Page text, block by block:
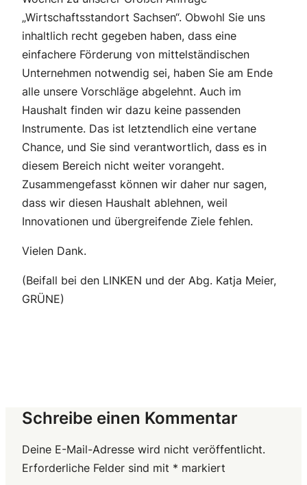
„Wirtschaftsstandort Sachsen“. Obwohl Sie uns
inhaltlich recht gegeben haben, dass eine
einfachere Förderung von mittelständischen
Unternehmen notwendig sei, haben Sie am Ende
alle unsere Vorschläge abgelehnt. Auch im
Haushalt finden wir dazu keine passenden
Instrumente. Das ist letztendlich eine vertane
Chance, und Sie sind verantwortlich, dass es in
diesem Bereich nicht weiter vorangeht.
Zusammengefasst können wir daher nur sagen,
dass wir diesen Haushalt ablehnen, weil
Innovationen und übergreifende Ziele fehlen.
Vielen Dank.
(Beifall bei den LINKEN und der Abg. Katja Meier,
GRÜNE)
Schreibe einen Kommentar
Deine E-Mail-Adresse wird nicht veröffentlicht.
Erforderliche Felder sind mit * markiert